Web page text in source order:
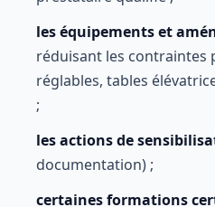
les équipements et
réduisant les contraintes
réglables, tables
;
les actions de
documentation) ;
certaines formations